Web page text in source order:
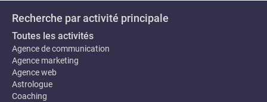
Recherche par activité principale
Toutes les activités
Agence de communication
Agence marketing
Agence web
Astrologue
Coaching